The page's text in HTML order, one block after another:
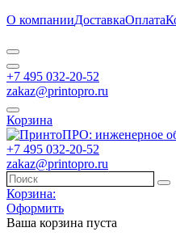
О компанииДоставкаОплата
+7 495 032-20-52
zakaz@printopro.ru
Корзина
+7 495 032-20-52
zakaz@printopro.ru
Корзина:
Оформить
Ваша корзина пуста